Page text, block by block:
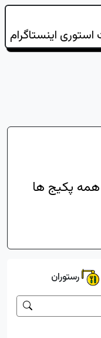
همه پکیج ها
رستوران